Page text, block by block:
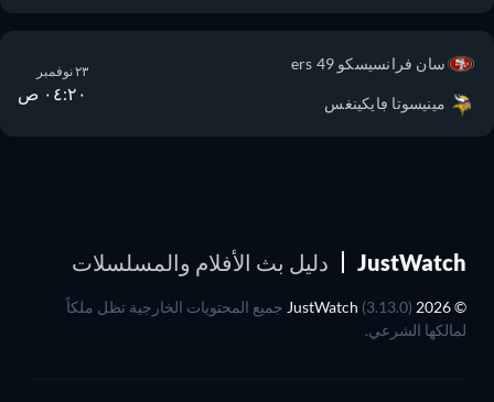
سان فرانسيسكو 49 ers
مينيسوتا ڢايكينغس ٠٤:٢٠ ص
JustWatch دليل بث الأفلام والمسلسلات
(3.13.0) جميع المحتويات الخارجية تظل ملكاً
لمالكها الشرعي.